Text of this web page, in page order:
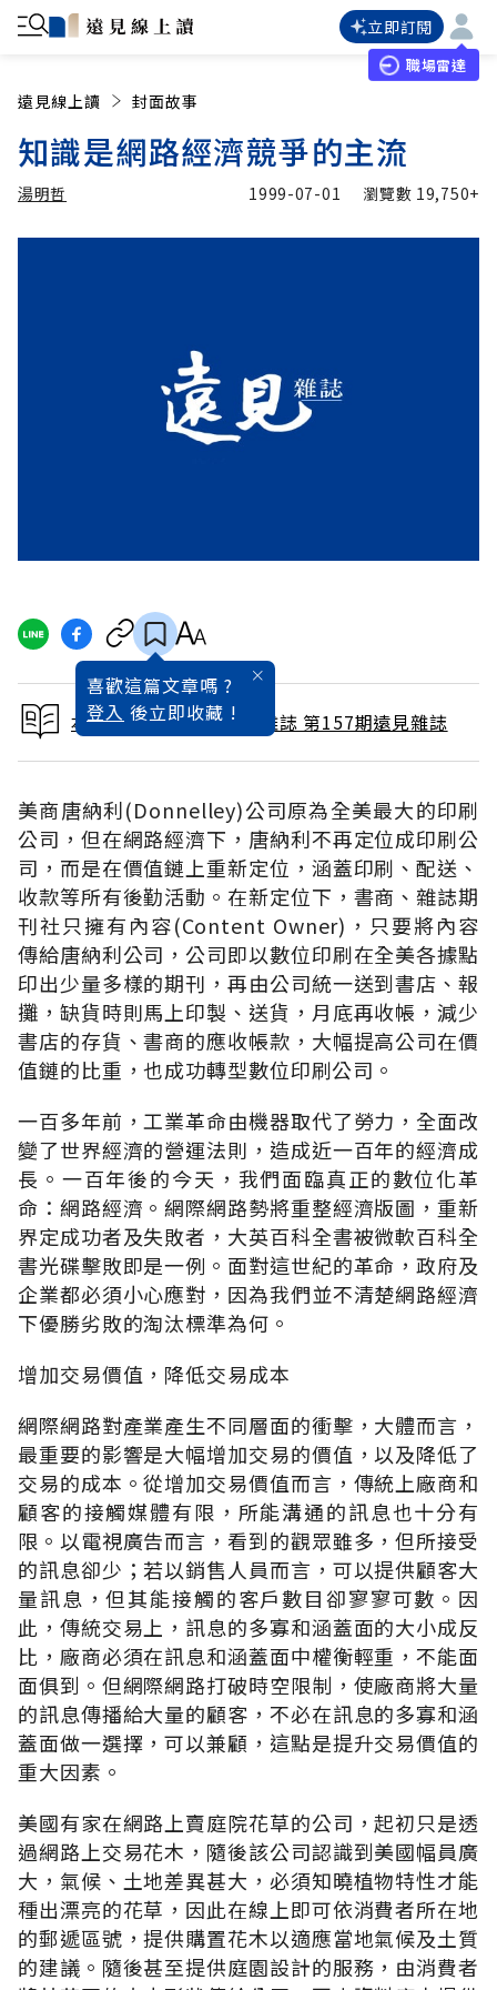
立即訂閱
職場雷達
遠見線上讀 封面故事
知識是網路經濟競爭的主流
湯明哲 1999-07-01 瀏覽數 19,750+
喜歡這篇文章嗎 ?
登入 後立即收藏 !
本文出自 1999 / 7月號雜誌 第157期遠見雜誌
美商唐納利(Donnelley)公司原為全美最大的印刷
公司，但在網路經濟下，唐納利不再定位成印刷公
司，而是在價值鏈上重新定位，涵蓋印刷、配送、
收款等所有後勤活動。在新定位下，書商、雜誌期
刊社只擁有內容(Content Owner)，只要將內容
傳給唐納利公司，公司即以數位印刷在全美各據點
印出少量多樣的期刊，再由公司統一送到書店、報
攤，缺貨時則馬上印製、送貨，月底再收帳，減少
書店的存貨、書商的應收帳款，大幅提高公司在價
值鏈的比重，也成功轉型數位印刷公司。
一百多年前，工業革命由機器取代了勞力，全面改
變了世界經濟的營運法則，造成近一百年的經濟成
長。一百年後的今天，我們面臨真正的數位化革
命：網路經濟。網際網路勢將重整經濟版圖，重新
界定成功者及失敗者，大英百科全書被微軟百科全
書光碟擊敗即是一例。面對這世紀的革命，政府及
企業都必須小心應對，因為我們並不清楚網路經濟
下優勝劣敗的淘汰標準為何。
增加交易價值，降低交易成本
網際網路對產業產生不同層面的衝擊，大體而言，
最重要的影響是大幅增加交易的價值，以及降低了
交易的成本。從增加交易價值而言，傳統上廠商和
顧客的接觸媒體有限，所能溝通的訊息也十分有
限。以電視廣告而言，看到的觀眾雖多，但所接受
的訊息卻少；若以銷售人員而言，可以提供顧客大
量訊息，但其能接觸的客戶數目卻寥寥可數。因
此，傳統交易上，訊息的多寡和涵蓋面的大小成反
比，廠商必須在訊息和涵蓋面中權衡輕重，不能面
面俱到。但網際網路打破時空限制，使廠商將大量
的訊息傳播給大量的顧客，不必在訊息的多寡和涵
蓋面做一選擇，可以兼顧，這點是提升交易價值的
重大因素。
美國有家在網路上賣庭院花草的公司，起初只是透
過網路上交易花木，隨後該公司認識到美國幅員廣
大，氣候、土地差異甚大，必須知曉植物特性才能
種出漂亮的花草，因此在線上即可依消費者所在地
的郵遞區號，提供購置花木以適應當地氣候及土質
的建議。隨後甚至提供庭園設計的服務，由消費者